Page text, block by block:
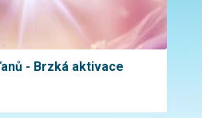
- Brzká aktivace